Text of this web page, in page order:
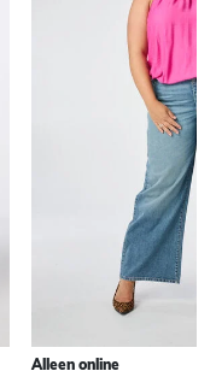
Alleen online